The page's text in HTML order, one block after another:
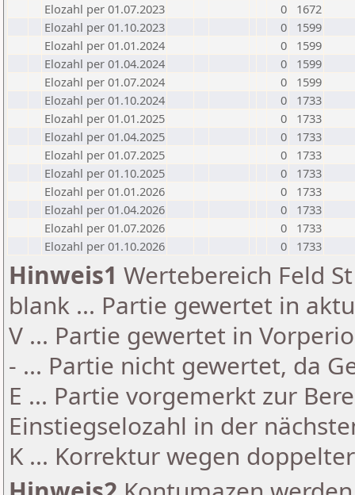
Elozahl per 01.07.2023
0
1672
Elozahl per 01.10.2023
0
1599
Elozahl per 01.01.2024
0
1599
Elozahl per 01.04.2024
0
1599
Elozahl per 01.07.2024
0
1599
Elozahl per 01.10.2024
0
1733
Elozahl per 01.01.2025
0
1733
Elozahl per 01.04.2025
0
1733
Elozahl per 01.07.2025
0
1733
Elozahl per 01.10.2025
0
1733
Elozahl per 01.01.2026
0
1733
Elozahl per 01.04.2026
0
1733
Elozahl per 01.07.2026
0
1733
Elozahl per 01.10.2026
0 1733
Hinweis1 Wertebereich Feld
blank ... Partie gewertet in
V ... Partie gewertet in
- ... Partie nicht gewertet, da
E ... Partie vorgemerkt zur
Einstiegselozahl in der
K ... Korrektur wegen